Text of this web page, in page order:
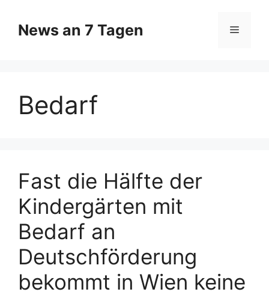
Inhalt
springen
News an 7 Tagen Menü
Bedarf
Fast die Hälfte der
Kindergärten mit
Bedarf an
Deutschförderung
bekommt in Wien keine